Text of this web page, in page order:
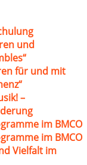
und
für und mit
–
im BMCO
im BMCO
Vielfalt im